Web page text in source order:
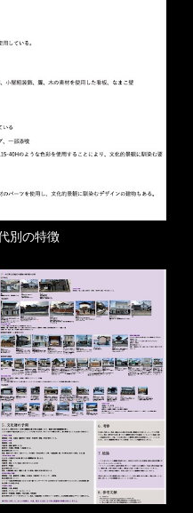
別の特徴